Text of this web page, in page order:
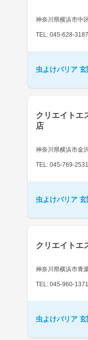
神奈川県横浜市中
TEL: 045-628-3187
虫よけバリア
クリエイトエ
店
神奈川県横浜市金
TEL: 045-769-2531
虫よけバリア
クリエイトエ
神奈川県横浜市青
TEL: 045-960-1371
虫よけバリア